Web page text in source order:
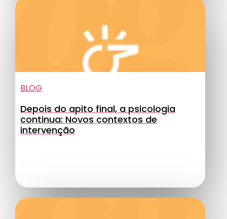
BLOG
Depois do apito final, a psicologia
continua: Novos contextos de
intervenção